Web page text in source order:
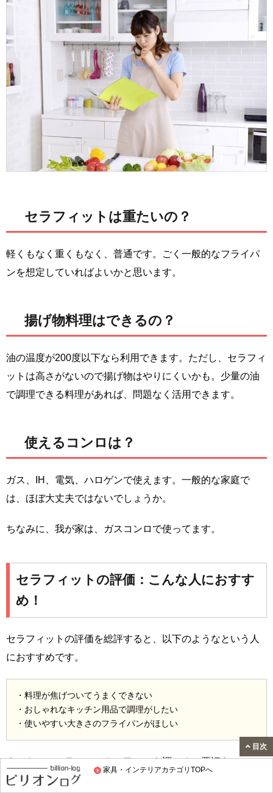
家具・インテリアカテゴリTOPへ
セラフィットは重たいの？
軽くもなく重くもなく、普通です。ごく一般的なフライパ
ンを想定していればよいかと思います。
揚げ物料理はできるの？
油の温度が200度以下なら利用できます。ただし、セラフィ
ットは高さがないので揚げ物はやりにくいかも。少量の油
で調理できる料理があれば、問題なく活用できます。
使えるコンロは？
ガス、IH、電気、ハロゲンで使えます。一般的な家庭で
は、ほぼ大丈夫ではないでしょうか。
ちなみに、我が家は、ガスコンロで使ってます。
セラフィットの評価：こんな人におすす
め！
セラフィットの評価を総評すると、以下のようなという人
におすすめです。
・料理が焦げついてうまくできない
・おしゃれなキッチン用品で調理がしたい
・使いやすい大きさのフライパンがほしい
ネットで、セラフィットの口コミを調べると悪評もみつか
るかもしれません。
目次